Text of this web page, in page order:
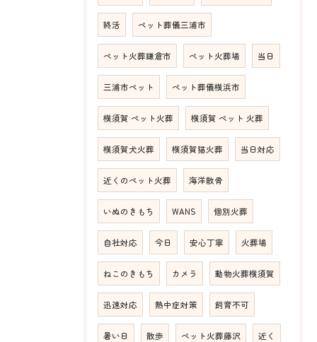
終活 ペット葬儀三浦市
ペット火葬鎌倉市 ペット火葬場 当日
三浦市ペット ペット葬儀横浜市
横須賀 ペット火葬 横須賀 ペット 火葬
横須賀犬火葬 横須賀猫火葬 当日対応
近くのペット火葬 海洋散骨
いぬのきもち WANS 個別火葬
自社対応 今日 安心丁寧 火葬場
ねこのきもち カメラ 動物火葬横須賀
迅速対応 熱中症対策 飼育不可
暑い日 散歩 ペット火葬藤沢 近く